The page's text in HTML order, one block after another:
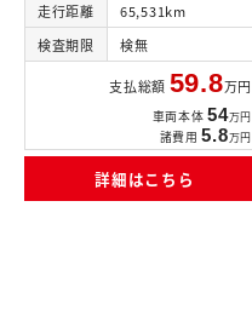
走行距離
65,531km
検査期限
検無
支払総額 59.8万円
車両本体 54万円
諸費用 5.8万円
詳細はこちら